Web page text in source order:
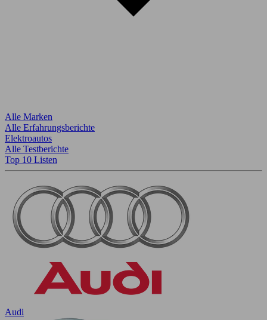
Alle Marken
Alle Erfahrungsberichte
Elektroautos
Alle Testberichte
Top 10 Listen
Audi